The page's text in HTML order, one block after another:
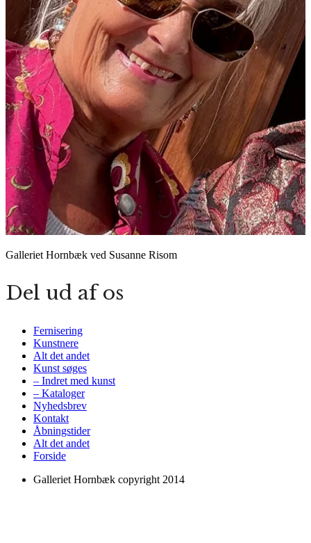
Galleriet Hornbæk ved Susanne Risom
Del ud af os
Fernisering
Kunstnere
Alt det andet
Kunst søges
– Indret med kunst
– Kataloger
Nyhedsbrev
Kontakt
Åbningstider
Alt det andet
Forside
Galleriet Hornbæk copyright 2014